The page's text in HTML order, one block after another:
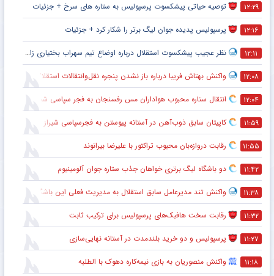
۱۲:۲۹ توصیه حیاتی پیشکسوت پرسپولیس به ستاره های سرخ + جزئیات
۱۲:۱۶ پرسپولیس پدیده جوان لیگ برتر را شکار کرد + جزئیات
۱۲:۱۱ نظر عجیب پیشکسوت استقلال درباره اوضاع تیم سهراب بختیاری زاده + جزئیات
۱۲:۰۸ واکنش بهتاش فریبا درباره باز نشدن پنجره نقل‌وانتقالات استقلال
۱۲:۰۴ انتقال ستاره محبوب هواداران مس رفسنجان به فجر سپاسی شیراز
۱۱:۵۹ کاپیتان سابق ذوب‌آهن در آستانه پیوستن به فجرسپاسی شیراز
۱۱:۵۵ رقابت دروازه‌بان محبوب تراکتور با علیرضا بیرانوند
۱۱:۴۲ دو باشگاه لیگ برتری خواهان جذب ستاره جوان آلومینیوم
۱۱:۳۸ واکنش تند مدیرعامل سابق استقلال به مدیریت فعلی این باشگاه
۱۱:۳۲ رقابت سخت هافبک‌های پرسپولیس برای ترکیب ثابت
۱۱:۲۷ پرسپولیس و دو خرید بلندمدت در آستانه نهایی‌سازی
۱۱:۱۸ واکنش منصوریان به بازی نیمه‌کاره دهوک با الطلبه